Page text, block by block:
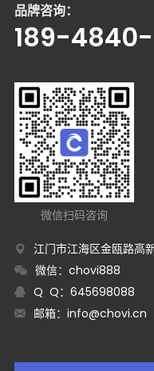
品牌咨询：
189-
微信扫码咨询
江门市江海区金瓯路高
微信：chovi888
Q Q：645698088
邮箱： info@chovi.cn